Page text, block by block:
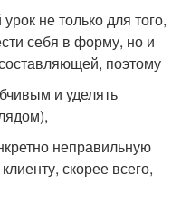
не только для того,
себя в форму, но и
поэтому
и уделять
неправильную
скорее всего,